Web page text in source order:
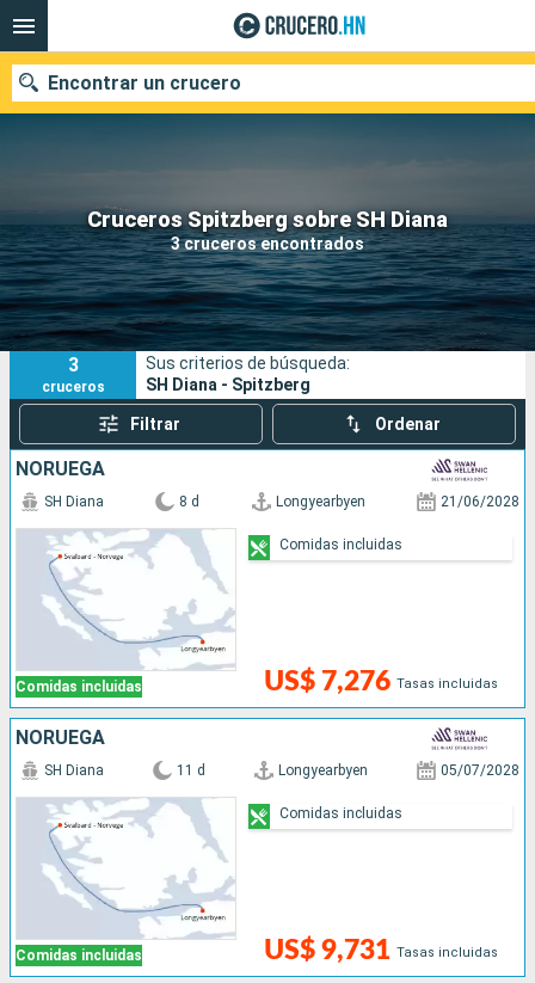
Cruceros Spitzberg sobre SH Diana
3 cruceros encontrados
Encontrar un crucero
Nuestros destinos
Fecha de salida
Puertos Compañías
Buscar
3
cruceros
Sus criterios de búsqueda:
SH Diana - Spitzberg
Filtrar Ordenar
NORUEGA
Comidas incluidas
SH Diana 8 d Longyearbyen 21/06/2028
US$ 7,276 Tasas incluidas
Comidas incluidas
NORUEGA
Comidas incluidas
SH Diana 11 d Longyearbyen 05/07/2028
US$ 9,731 Tasas incluidas
Comidas incluidas